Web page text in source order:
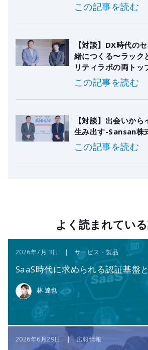
この記事を読む
【対談】DX時代の
緒につくる〜ラック
リティラボの両トッ
この記事を読む
【対談】出会いか
生み出す-Sansan株
この記事を読む
よく読まれてい
2026年7月 3日 | サービス・製品
SaaS時代に求められる認証基盤
林 達也
2026年6月29日 | 広報情報